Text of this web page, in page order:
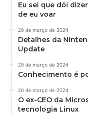
Eu sei que dói
de eu voar
20 de março de 2024
Detalhes da
Update
20 de março de 2024
Conhecimento é
20 de março de 2024
O ex-CEO da
tecnologia Linux